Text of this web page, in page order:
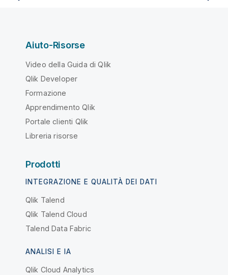
Aiuto-Risorse
Video della Guida di Qlik
Qlik Developer
Formazione
Apprendimento Qlik
Portale clienti Qlik
Libreria risorse
Prodotti
INTEGRAZIONE E QUALITÀ DEI DATI
Qlik Talend
Qlik Talend Cloud
Talend Data Fabric
ANALISI E IA
Qlik Cloud Analytics